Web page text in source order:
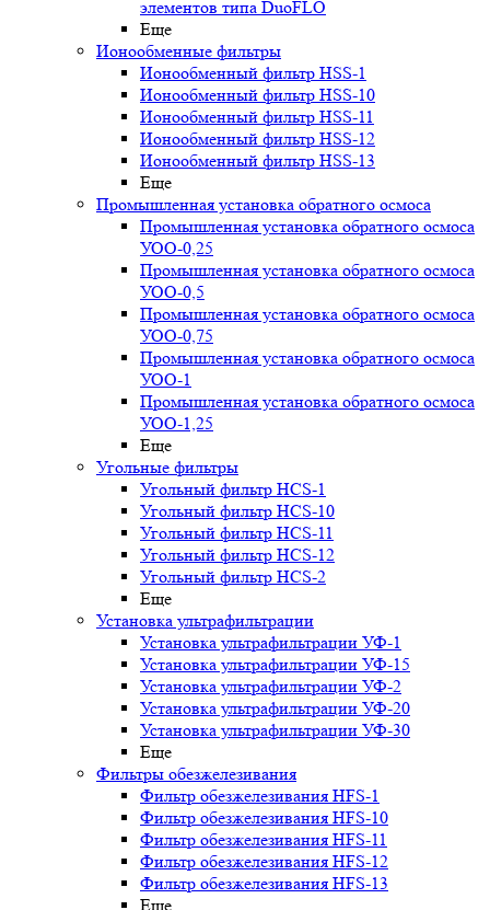
элементов типа DuoFLO
Еще
Ионообменные фильтры
Ионообменный фильтр HSS-1
Ионообменный фильтр HSS-10
Ионообменный фильтр HSS-11
Ионообменный фильтр HSS-12
Ионообменный фильтр HSS-13
Еще
Промышленная установка обратного осмоса
Промышленная установка обратного осмоса
УОО-0,25
Промышленная установка обратного осмоса
УОО-0,5
Промышленная установка обратного осмоса
УОО-0,75
Промышленная установка обратного осмоса
УОО-1
Промышленная установка обратного осмоса
УОО-1,25
Еще
Угольные фильтры
Угольный фильтр HСS-1
Угольный фильтр HСS-10
Угольный фильтр HСS-11
Угольный фильтр HСS-12
Угольный фильтр HСS-2
Еще
Установка ультрафильтрации
Установка ультрафильтрации УФ-1
Установка ультрафильтрации УФ-15
Установка ультрафильтрации УФ-2
Установка ультрафильтрации УФ-20
Установка ультрафильтрации УФ-30
Еще
Фильтры обезжелезивания
Фильтр обезжелезивания HFS-1
Фильтр обезжелезивания HFS-10
Фильтр обезжелезивания HFS-11
Фильтр обезжелезивания HFS-12
Фильтр обезжелезивания HFS-13
Еще